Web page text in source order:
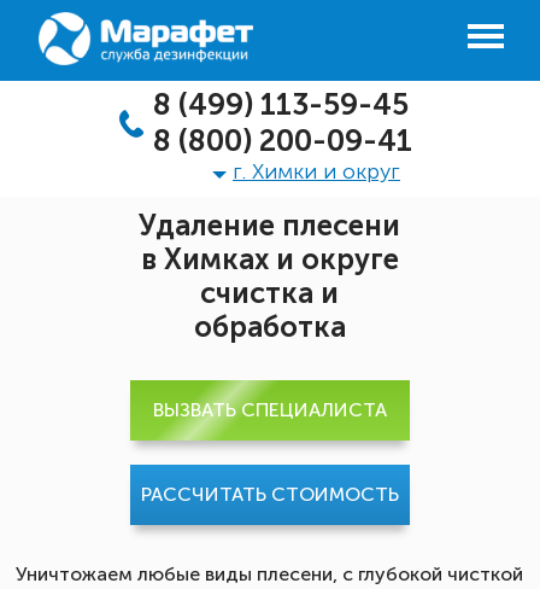
8 (499) 113-59-45
8 (800) 200-09-41
г. Химки и округ
Удаление плесени
в Химках и округе
счистка и
обработка
Уничтожаем любые виды плесени, с глубокой чисткой
ВЫЗВАТЬ СПЕЦИАЛИСТА
РАССЧИТАТЬ СТОИМОСТЬ